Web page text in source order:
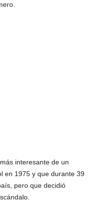
interesante de un
en 1975 y que durante 39
pero que decidió